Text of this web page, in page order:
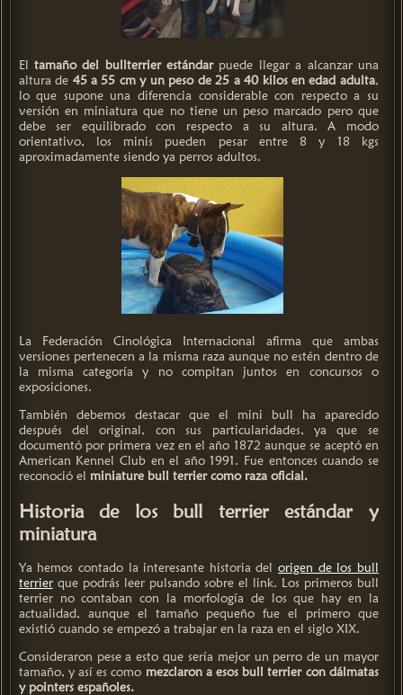
Eltamaño del bullterrier estándar puede llegar a alcanzar una
altura de 45 a 55 cm y un peso de 25 a 40 kilos en edad adulta,
lo que supone una diferencia considerable con respecto a su
versión en miniatura que no tiene un peso marcado pero que
debe ser equilibrado con respecto a su altura. A modo
orientativo, los minis pueden pesar entre 8 y 18 kgs
aproximadamente siendo ya perros adultos.
La Federación Cinológica Internacional afirma que ambas
versiones pertenecen a la misma raza aunque no estén dentro de
la misma categoría y no compitan juntos en concursos o
exposiciones.
También debemos destacar que el mini bull ha aparecido
después del original, con sus particularidades, ya que se
documentó por primera vez en el año 1872 aunque se aceptó en
American Kennel Club en el año 1991. Fue entonces cuando se
reconoció el miniature bull terrier como raza oficial.
Historia de los bull terrier estándar y
miniatura
Ya hemos contado la interesante historia delorigen de los bull
terrierque podrás leer pulsando sobre el link. Los primeros bull
terrier no contaban con la morfología de los que hay en la
actualidad, aunque el tamaño pequeño fue el primero que
existió cuando se empezó a trabajar en la raza en el siglo XIX.
Consideraron pese a esto que sería mejor un perro de un mayor
tamaño, y así es como mezclaron a esos bull terrier con dálmatas
y pointers españoles.